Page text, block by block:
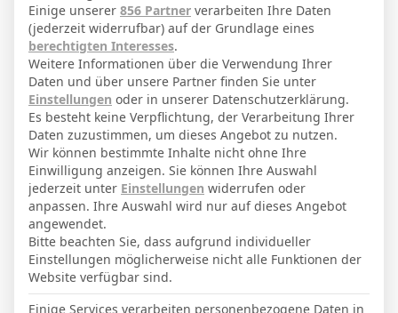
ABGESCHLOSSENE BEGEGNUNGEN
SCHIEDSRICHTER
La Liga
21 Dez. 2025 - 18:30
Elche
4 0
Rayo Vallecano
13 Dez. 2025 - 18:30
Barcelona Osasuna
3
La Liga
29 Nov. 2025 - 18:30
Einige unserer 856 Partner verarbeiten Ihre Daten
(jederzeit widerrufbar) auf der Grundlage eines
berechtigten Interesses.
Weitere Informationen über die Verwendung Ihrer
Daten und über unsere Partner finden Sie unter
Einstellungen oder in unserer Datenschutzerklärung.
Es besteht keine Verpflichtung, der Verarbeitung Ihrer
Daten zuzustimmen, um dieses Angebot zu nutzen.
Wir können bestimmte Inhalte nicht ohne Ihre
Einwilligung anzeigen. Sie können Ihre Auswahl
jederzeit unter Einstellungen widerrufen oder
anpassen. Ihre Auswahl wird nur auf dieses Angebot
angewendet.
Bitte beachten Sie, dass aufgrund individueller
Einstellungen möglicherweise nicht alle Funktionen der
Website verfügbar sind.
Einige Services verarbeiten personenbezogene Daten in